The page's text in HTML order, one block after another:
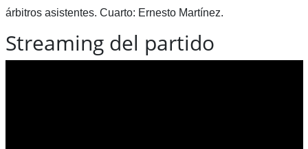
árbitros asistentes. Cuarto: Ernesto Martínez.
Streaming del partido